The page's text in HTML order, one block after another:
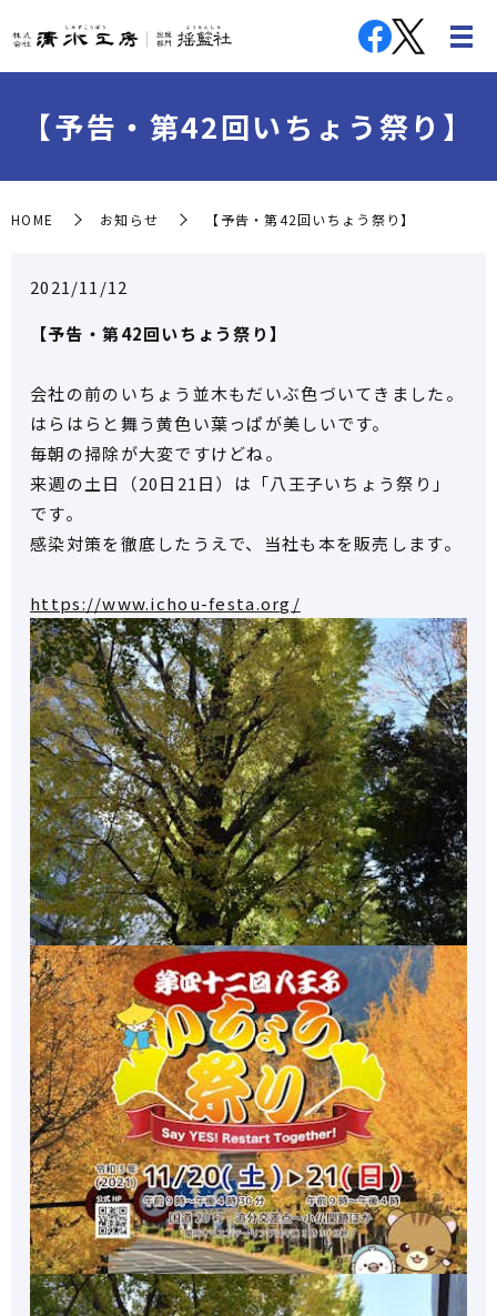
【予告・第42回いちょう祭り】
HOME お知らせ 【予告・第42回いちょう祭り】
2021/11/12
【予告・第42回いちょう祭り】
会社の前のいちょう並木もだいぶ色づいてきました。
はらはらと舞う黄色い葉っぱが美しいです。
毎朝の掃除が大変ですけどね。
来週の土日（20日21日）は「八王子いちょう祭り」
です。
感染対策を徹底したうえで、当社も本を販売します。
https://www.ichou-festa.org/